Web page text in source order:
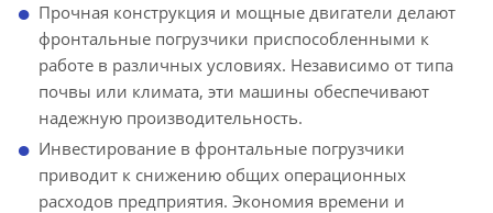
Прочная конструкция и мощные двигатели делают
фронтальные погрузчики приспособленными к
работе в различных условиях. Независимо от типа
почвы или климата, эти машины обеспечивают
надежную производительность.
Инвестирование в фронтальные погрузчики
приводит к снижению общих операционных
расходов предприятия. Экономия времени и